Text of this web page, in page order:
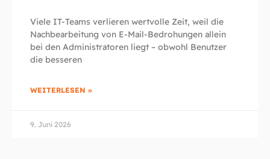
Viele IT-Teams verlieren wertvolle Zeit, weil die
Nachbearbeitung von E-Mail-Bedrohungen allein
bei den Administratoren liegt – obwohl Benutzer
die besseren
WEITERLESEN »
9. Juni 2026